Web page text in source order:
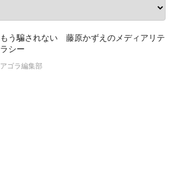
もう騙されない 藤原かずえのメディアリテ
ラシー
アゴラ編集部